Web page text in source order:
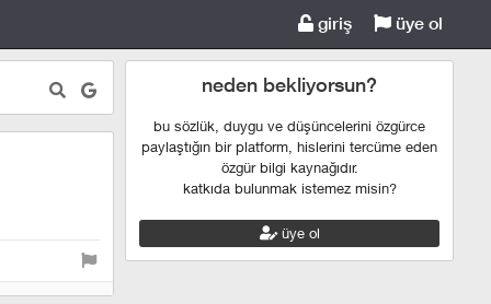
giriş üye ol
neden bekliyorsun?
bu sözlük, duygu ve düşüncelerini özgürce
paylaştığın bir platform, hislerini tercüme eden
özgür bilgi kaynağıdır.
katkıda bulunmak istemez misin?
üye ol